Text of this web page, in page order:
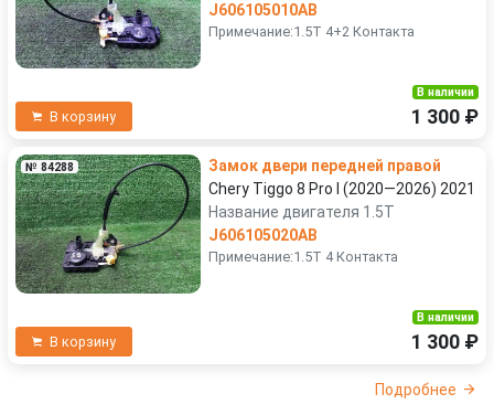
J606105010AB
Примечание:1.5T 4+2 Контакта
В корзину
В наличии
1 300 ₽
№ 84288
Замок двери передней правой
Chery Tiggo 8 Pro I (2020—2026) 2021
Название двигателя 1.5T
J606105020AB
Примечание:1.5T 4 Контакта
В корзину
В наличии
1 300 ₽
Подробнее